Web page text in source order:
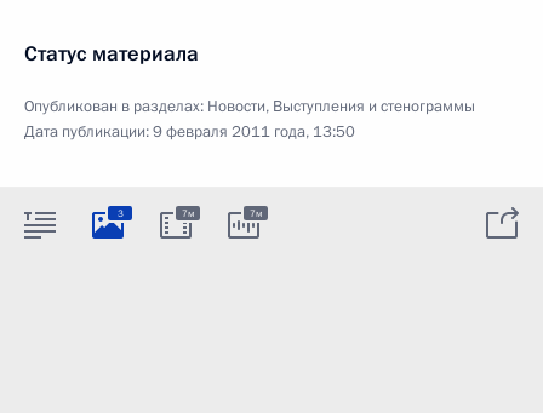
Статус материала
Опубликован в разделах: Новости, Выступления и стенограммы
Дата публикации:9 февраля 2011 года, 13:50
3 7м 7м